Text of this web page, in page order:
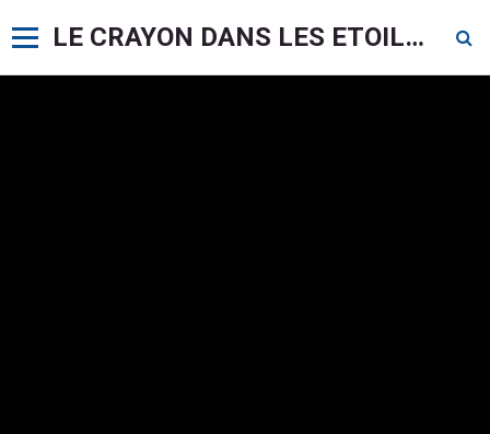
LE CRAYON DANS LES ETOILES